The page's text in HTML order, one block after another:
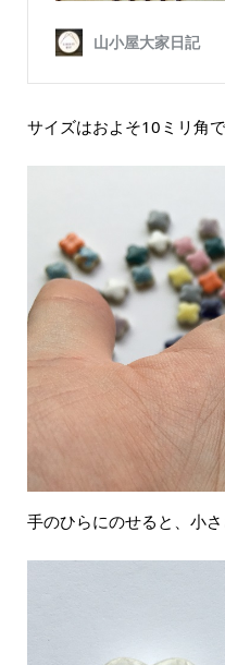
サイズはおよそ10ミリ角で
手のひらにのせると、小さ